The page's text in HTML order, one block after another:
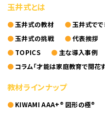
玉井式とは
玉井式の教材
玉井式でで
玉井式の挑戦
代表挨拶
TOPICS
主な導入事例
コラム「才能は家庭教育で開花
教材ラインナップ
KIWAMI AAA+® 図形の極®